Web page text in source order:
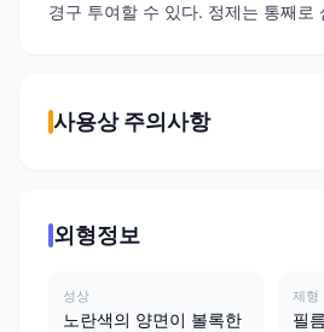
경구 투여할 수 있다. 정제는 통째로
사용상 주의사항
외형정보
성상
노란색의 양면이 볼록한
제형
필